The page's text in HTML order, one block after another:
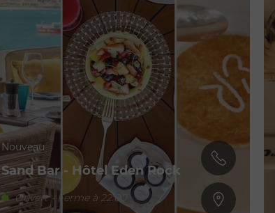
Nouveau
Sand Bar - Hôtel Eden Rock
Ouvert - Ferme à 22:00